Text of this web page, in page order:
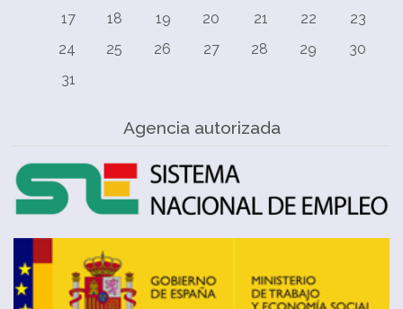
17
18 19 20 21 22
23
24
25 26 27 28 29
30
31
Agencia autorizada